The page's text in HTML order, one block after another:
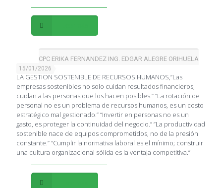
CPC ERIKA FERNANDEZ ING. EDGAR ALEGRE ORIHUELA
15/01/2026
LA GESTION SOSTENIBLE DE RECURSOS HUMANOS,“Las
empresas sostenibles no solo cuidan resultados financieros,
cuidan a las personas que los hacen posibles.” “La rotación de
personal no es un problema de recursos humanos, es un costo
estratégico mal gestionado.” “Invertir en personas no es un
gasto, es proteger la continuidad del negocio.” “La productividad
sostenible nace de equipos comprometidos, no de la presión
constante.” “Cumplir la normativa laboral es el mínimo; construir
una cultura organizacional sólida es la ventaja competitiva.”